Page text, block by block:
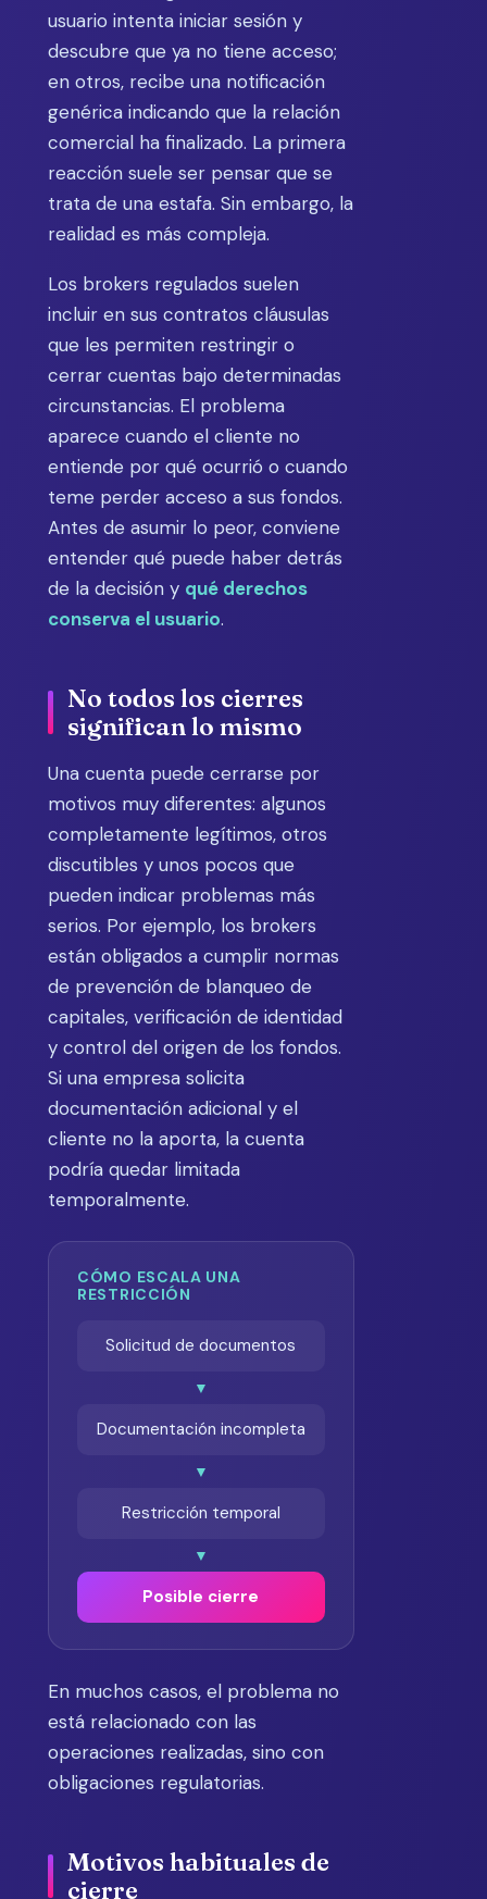
usuario intenta iniciar sesión y
descubre que ya no tiene acceso;
en otros, recibe una notificación
genérica indicando que la relación
comercial ha finalizado. La primera
reacción suele ser pensar que se
trata de una estafa. Sin embargo, la
realidad es más compleja.
Los brokers regulados suelen
incluir en sus contratos cláusulas
que les permiten restringir o
cerrar cuentas bajo determinadas
circunstancias. El problema
aparece cuando el cliente no
entiende por qué ocurrió o cuando
teme perder acceso a sus fondos.
Antes de asumir lo peor, conviene
entender qué puede haber detrás
de la decisión y qué derechos
conserva el usuario.
No todos los cierres
significan lo mismo
Una cuenta puede cerrarse por
motivos muy diferentes: algunos
completamente legítimos, otros
discutibles y unos pocos que
pueden indicar problemas más
serios. Por ejemplo, los brokers
están obligados a cumplir normas
de prevención de blanqueo de
capitales, verificación de identidad
y control del origen de los fondos.
Si una empresa solicita
documentación adicional y el
cliente no la aporta, la cuenta
podría quedar limitada
temporalmente.
CÓMO ESCALA UNA
RESTRICCIÓN
Solicitud de documentos
▼
Documentación incompleta
▼
Restricción temporal
▼
Posible cierre
En muchos casos, el problema no
está relacionado con las
operaciones realizadas, sino con
obligaciones regulatorias.
Motivos habituales de
cierre